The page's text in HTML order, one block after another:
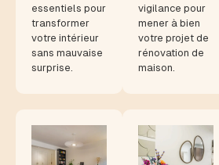
essentiels pour
transformer
votre intérieur
sans mauvaise
surprise.
vigilance pour
mener à bien
votre projet de
rénovation de
maison.